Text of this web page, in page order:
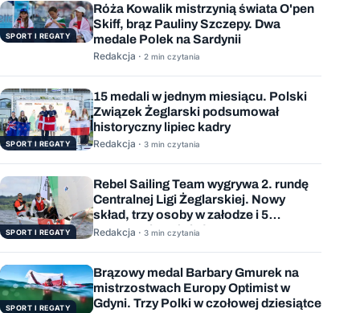
SPORT I REGATY
Róża Kowalik mistrzynią świata O'pen
Skiff, brąz Pauliny Szczepy. Dwa
medale Polek na Sardynii
Redakcja · 2 min czytania
SPORT I REGATY
15 medali w jednym miesiącu. Polski
Związek Żeglarski podsumował
historyczny lipiec kadry
Redakcja · 3 min czytania
SPORT I REGATY
Rebel Sailing Team wygrywa 2. rundę
Centralnej Ligi Żeglarskiej. Nowy
skład, trzy osoby w załodze i 5
wygranych wyścigów
Redakcja · 3 min czytania
SPORT I REGATY
Brązowy medal Barbary Gmurek na
mistrzostwach Europy Optimist w
Gdyni. Trzy Polki w czołowej dziesiątce